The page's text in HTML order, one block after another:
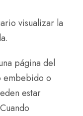
visualizar la
página del
embebido o
estar